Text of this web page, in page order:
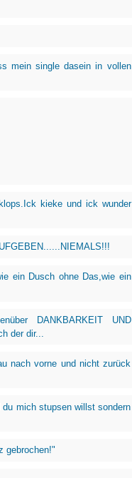
mein single dasein in vollen
kieke und ick wunder
ein Dusch ohne Das,wie ein
DANKBARKEIT UND
der dir...
nach vorne und nicht zurück
mich stupsen willst sondern
gebrochen!"